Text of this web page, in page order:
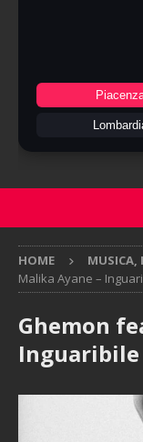
HOME MUSICA,
Malika Ayane –
Ghemon